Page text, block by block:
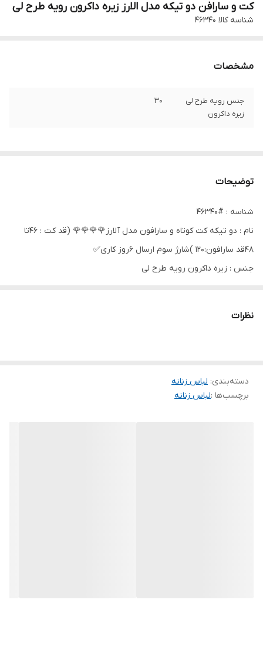
کت و سارافن دو تیکه مدل الارز زیره داکرون رویه طرح لی
شناسه کالا ۴۶۳۴۰
مشخصات
جنس رویه طرح لی
زیره داکرون
۳۰
توضیحات
شناسه : #46340
نام : دو تیکه کت کوتاه و سارافون مدل آلارز🌹🌹🌹🌹 (قد کت : 46تا
48قد سارافون:120 )شارژ سوم ارسال 6روز کاری✅
جنس : زیره داکرون رویه طرح لی
نظرات
دسته‌بندی: لباس زنانه
برچسب‌ها :لباس زنانه